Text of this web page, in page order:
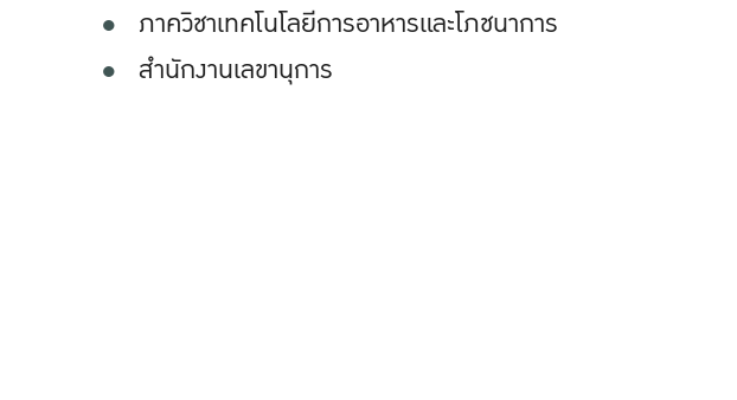
ภาควิชาเทคโนโลยีการอาหารและโภชนาการ
สำนักงานเลขานุการ